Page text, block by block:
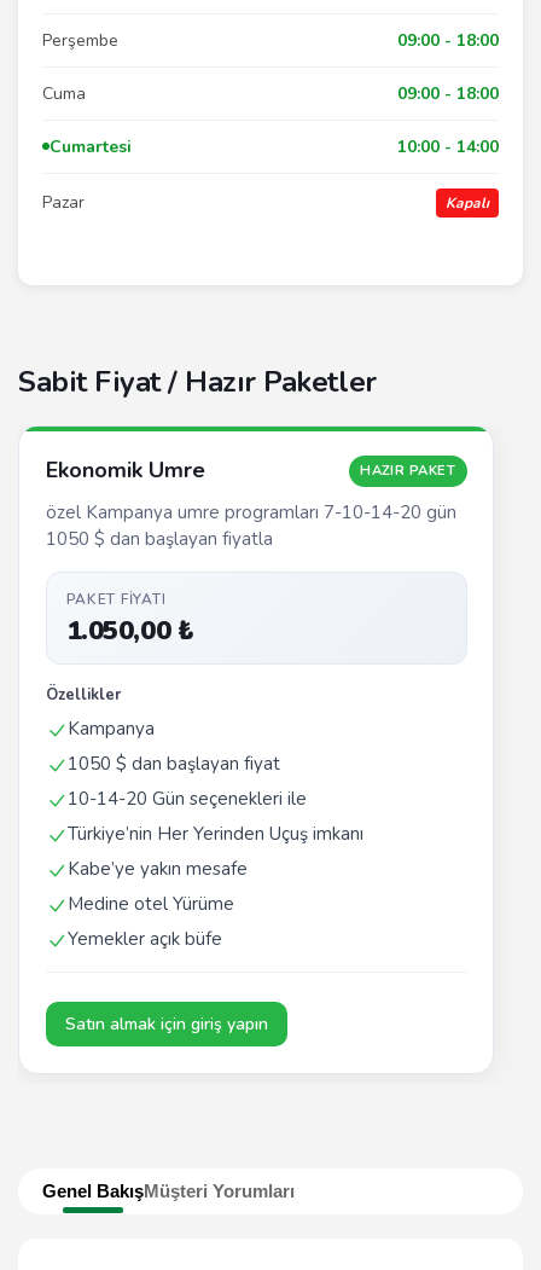
Sabit Fiyat / Hazır Paketler
Ekonomik Umre HAZIR PAKET
özel Kampanya umre programları 7-10-14-20 gün
1050 $ dan başlayan fiyatla
PAKET FIYATI
1.050,00 ₺
Özellikler
Kampanya
1050 $ dan başlayan fiyat
10-14-20 Gün seçenekleri ile
Türkiye’nin Her Yerinden Uçuş imkanı
Kabe’ye yakın mesafe
Medine otel Yürüme
Yemekler açık büfe
Satın almak için giriş yapın
Genel BakışMüşteri Yorumları
Perşembe 09:00 - 18:00
Cuma 09:00 - 18:00
Cumartesi 10:00 - 14:00
Pazar Kapalı